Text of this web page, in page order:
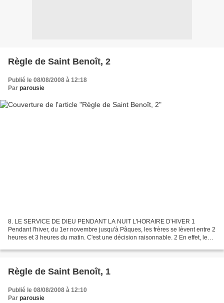
Règle de Saint Benoît, 2
Publié le 08/08/2008 à 12:18
Par parousie
8. LE SERVICE DE DIEU PENDANT LA NUIT L'HORAIRE D'HIVER 1
Pendant l'hiver, du 1er novembre jusqu'à Pâques, les frères se lèvent entre 2
heures et 3 heures du matin. C'est une décision raisonnable. 2 En effet, les
Règle de Saint Benoît, 1
Publié le 08/08/2008 à 12:10
Par parousie